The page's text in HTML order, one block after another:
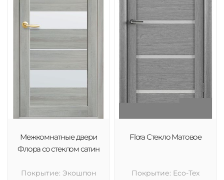
Межкомнатные двери
Флора со стеклом сатин
Покрытие: Экошпон
Flora Стекло Матовое
Покрытие: Eco-Tex